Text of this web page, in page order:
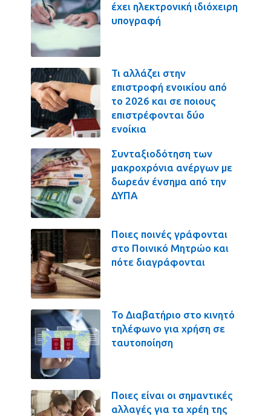
έχει ηλεκτρονική ιδιόχειρη
υπογραφή
Τι αλλάζει στην
επιστροφή ενοικίου από
το 2026 και σε ποιους
επιστρέφονται δύο
ενοίκια
Συνταξιοδότηση των
μακροχρόνια ανέργων με
δωρεάν ένσημα από την
ΔΥΠΑ
Ποιες ποινές γράφονται
στο Ποινικό Μητρώο και
πότε διαγράφονται
Το Διαβατήριο στο κινητό
τηλέφωνο για χρήση σε
ταυτοποίηση
Ποιες είναι οι σημαντικές
αλλαγές για τα χρέη της